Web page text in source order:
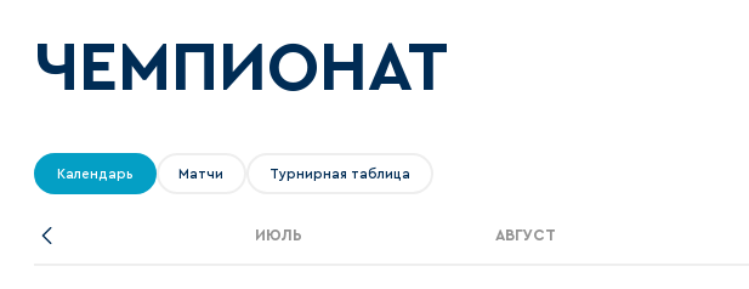
ХК Сочи
Динамо Мн
ЧЕМПИОНАТ
Календарь Матчи Турнирная таблица
ИЮЛЬ АВГУСТ